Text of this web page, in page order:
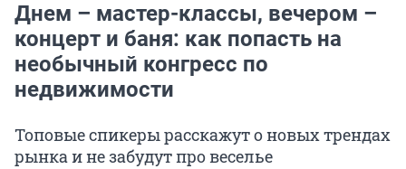
Днем – мастер-классы, вечером –
концерт и баня: как попасть на
необычный конгресс по
недвижимости
Топовые спикеры расскажут о новых трендах
рынка и не забудут про веселье